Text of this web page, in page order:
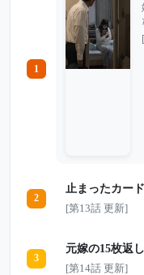
1
た
2
止まったカー
[第13話 更新]
3
元嫁の15枚返し
[第14話 更新]